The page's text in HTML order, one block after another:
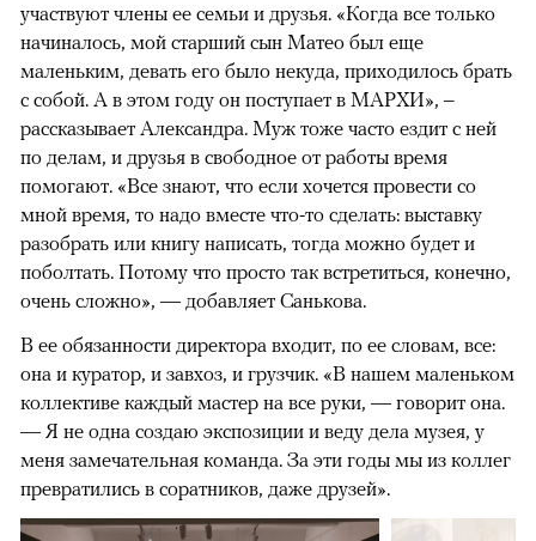
участвуют члены ее семьи и друзья. «Когда все только
начиналось, мой старший сын Матео был еще
маленьким, девать его было некуда, приходилось брать
с собой. А в этом году он поступает в МАРХИ», –
рассказывает Александра. Муж тоже часто ездит с ней
по делам, и друзья в свободное от работы время
помогают. «Все знают, что если хочется провести со
мной время, то надо вместе что-то сделать: выставку
разобрать или книгу написать, тогда можно будет и
поболтать. Потому что просто так встретиться, конечно,
очень сложно», — добавляет Санькова.
В ее обязанности директора входит, по ее словам, все:
она и куратор, и завхоз, и грузчик. «В нашем маленьком
коллективе каждый мастер на все руки, — говорит она.
— Я не одна создаю экспозиции и веду дела музея, у
меня замечательная команда. За эти годы мы из коллег
превратились в соратников, даже друзей».